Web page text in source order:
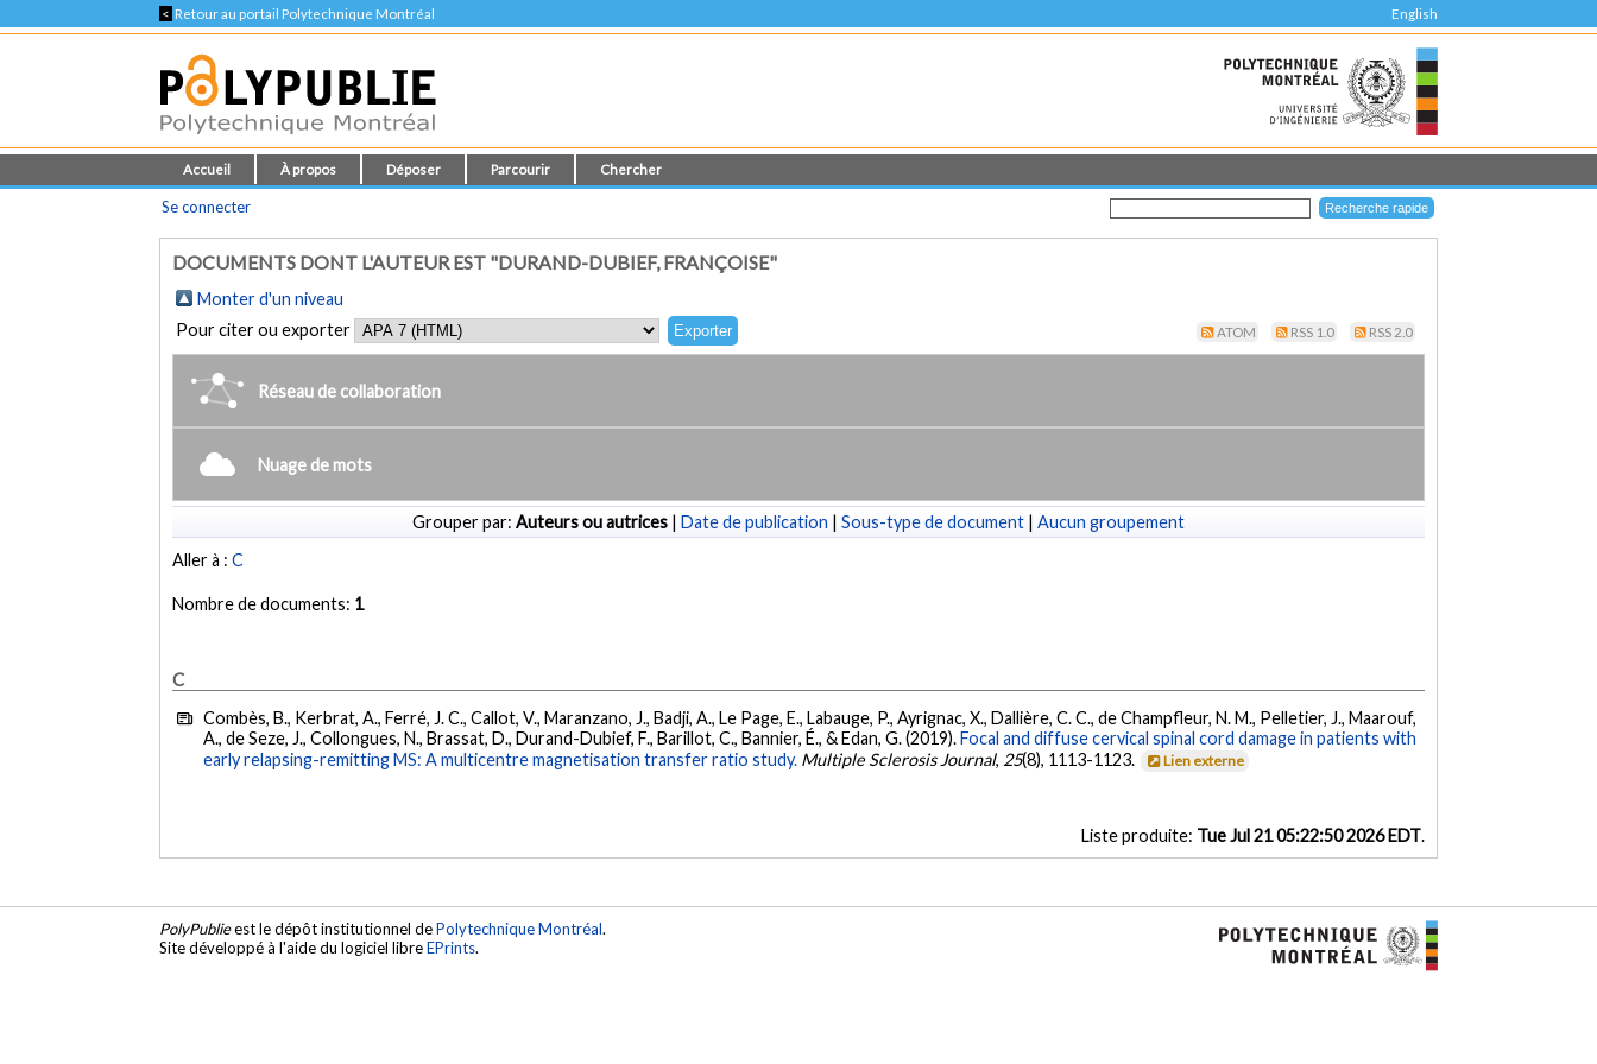
< Retour au portail Polytechnique Montréal English
Accueil À propos Déposer Parcourir Chercher
Se connecter
DOCUMENTS DONT L'AUTEUR EST "DURAND-DUBIEF, FRANÇOISE"
Monter d'un niveau
Pour citer ou exporter
ATOM RSS 1.0 RSS 2.0
Réseau de collaboration
Nuage de mots
Grouper par: Auteurs ou autrices | Date de publication | Sous-type de document | Aucun groupement
Aller à :C
Nombre de documents: 1
C
Combès, B., Kerbrat, A., Ferré, J. C., Callot, V., Maranzano, J., Badji, A., Le Page, E., Labauge, P., Ayrignac, X., Dallière, C. C., de Champfleur, N. M., Pelletier, J., Maarouf,
A., de Seze, J., Collongues, N., Brassat, D., Durand-Dubief, F., Barillot, C., Bannier, É., & Edan, G. (2019).Focal and diffuse cervical spinal cord damage in patients with
early relapsing-remitting MS: A multicentre magnetisation transfer ratio study. Multiple Sclerosis Journal, 25(8), 1113-1123. Lien externe
Liste produite: Tue Jul 21 05:22:50 2026 EDT.
PolyPublieest le dépôt institutionnel dePolytechnique Montréal.
Site développé à l'aide du logiciel libreEPrints.